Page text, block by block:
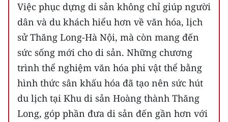
Việc phục dựng di sản không chỉ giúp người
dân và du khách hiểu hơn về văn hóa, lịch
sử Thăng Long-Hà Nội, mà còn mang đến
sức sống mới cho di sản. Những chương
trình thể nghiệm văn hóa phi vật thể bằng
hình thức sân khấu hóa đã tạo nên sức hút
du lịch tại Khu di sản Hoàng thành Thăng
Long, góp phần đưa di sản đến gần hơn với